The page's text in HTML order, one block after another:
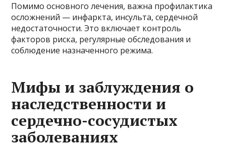
Помимо основного лечения, важна профилактика
осложнений — инфаркта, инсульта, сердечной
недостаточности. Это включает контроль
факторов риска, регулярные обследования и
соблюдение назначенного режима.
Мифы и заблуждения о
наследственности и
сердечно-сосудистых
заболеваниях